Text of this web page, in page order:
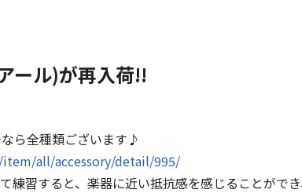
ール)が再入荷!!
ら全種類ございます♪
all/accessory/detail/995/
練習すると、楽器に近い抵抗感を感じることがで